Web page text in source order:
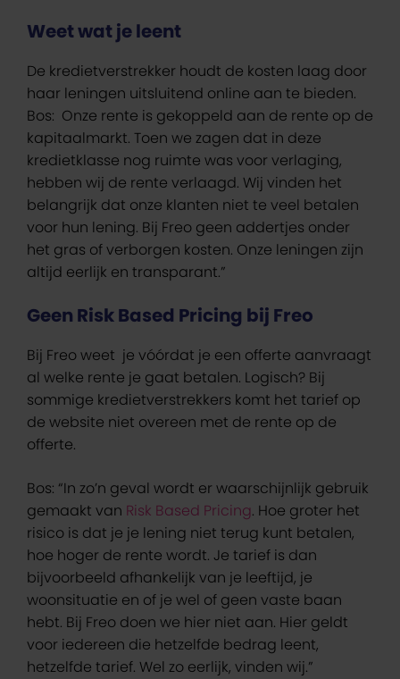
Weet wat je leent
De kredietverstrekker houdt de kosten laag door
haar leningen uitsluitend online aan te bieden.
Bos: Onze rente is gekoppeld aan de rente op de
kapitaalmarkt. Toen we zagen dat in deze
kredietklasse nog ruimte was voor verlaging,
hebben wij de rente verlaagd. Wij vinden het
belangrijk dat onze klanten niet te veel betalen
voor hun lening. Bij Freo geen addertjes onder
het gras of verborgen kosten. Onze leningen zijn
altijd eerlijk en transparant.”
Geen Risk Based Pricing bij Freo
Bij Freo weet je vóórdat je een offerte aanvraagt
al welke rente je gaat betalen. Logisch? Bij
sommige kredietverstrekkers komt het tarief op
de website niet overeen met de rente op de
offerte.
Bos: “In zo’n geval wordt er waarschijnlijk gebruik
gemaakt van Risk Based Pricing. Hoe groter het
risico is dat je je lening niet terug kunt betalen,
hoe hoger de rente wordt. Je tarief is dan
bijvoorbeeld afhankelijk van je leeftijd, je
woonsituatie en of je wel of geen vaste baan
hebt. Bij Freo doen we hier niet aan. Hier geldt
voor iedereen die hetzelfde bedrag leent,
hetzelfde tarief. Wel zo eerlijk, vinden wij.”